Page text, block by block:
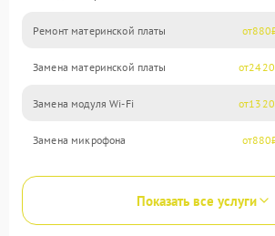
Ремонт материнской платы 880
Замена материнской платы 2420
Замена модуля Wi-Fi 1320
Замена микрофона 880
Показать все услуги